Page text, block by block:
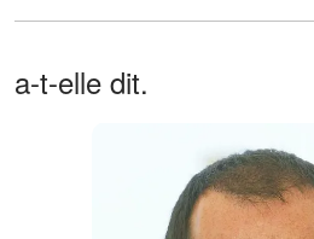
a-t-elle dit.